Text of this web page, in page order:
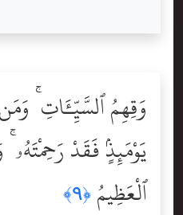
وَقِهِمُ ٱلسَّيِّـَٔاتِ
يَوْمَئِذٍۢ فَقَدْ
ٱلْعَظِيمُ ﴿٩﴾